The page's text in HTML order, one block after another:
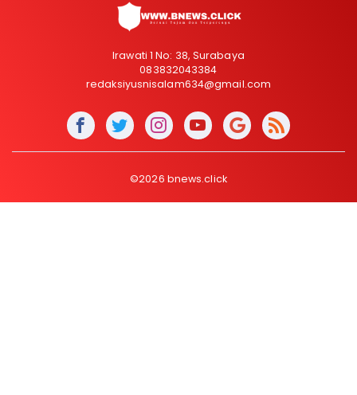
Irawati 1 No: 38, Surabaya
083832043384
redaksiyusnisalam634@gmail.com
©2026 bnews.click